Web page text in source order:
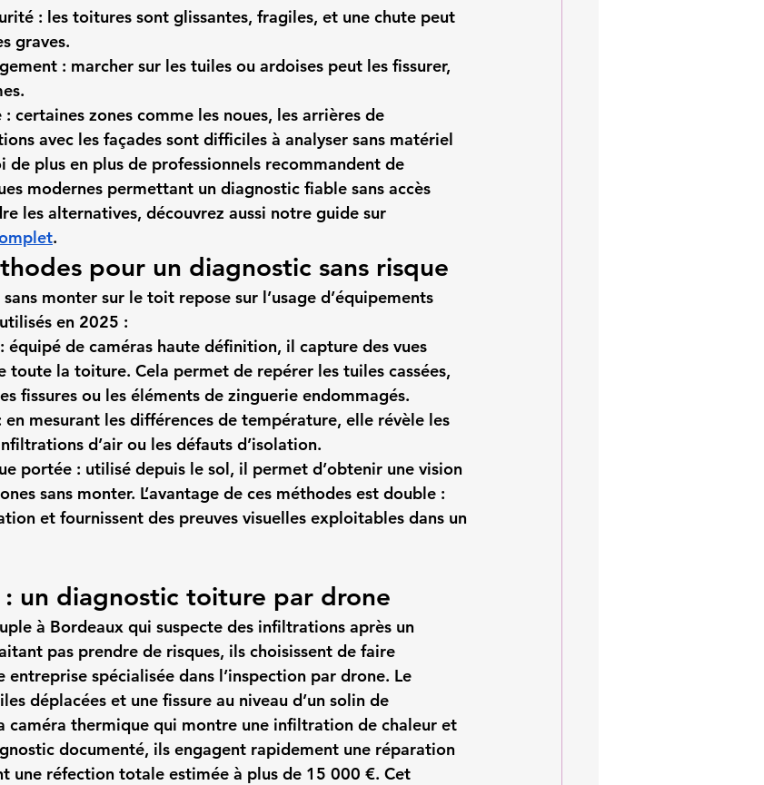
: les toitures sont glissantes, fragiles, et une chute peut
graves.
: marcher sur les tuiles ou ardoises peut les fissurer,
: certaines zones comme les noues, les arrières de
avec les façades sont difficiles à analyser sans matériel
de plus en plus de professionnels recommandent de
modernes permettant un diagnostic fiable sans accès
les alternatives, découvrez aussi notre guide sur
.
pour un diagnostic sans risque
monter sur le toit repose sur l’usage d’équipements
en 2025 :
: équipé de caméras haute définition, il capture des vues
toute la toiture. Cela permet de repérer les tuiles cassées,
fissures ou les éléments de zinguerie endommagés.
en mesurant les différences de température, elle révèle les
d’air ou les défauts d’isolation.
portée : utilisé depuis le sol, il permet d’obtenir une vision
sans monter. L’avantage de ces méthodes est double :
et fournissent des preuves visuelles exploitables dans un
un diagnostic toiture par drone
à Bordeaux qui suspecte des infiltrations après un
pas prendre de risques, ils choisissent de faire
entreprise spécialisée dans l’inspection par drone. Le
déplacées et une fissure au niveau d’un solin de
caméra thermique qui montre une infiltration de chaleur et
documenté, ils engagent rapidement une réparation
une réfection totale estimée à plus de 15 000 €. Cet